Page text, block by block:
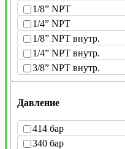
1/8” NPT
1/4” NPT
1/8” NPT внутр.
1/4” NPT внутр.
3/8” NPT внутр.
Давление
414 бар
340 бар